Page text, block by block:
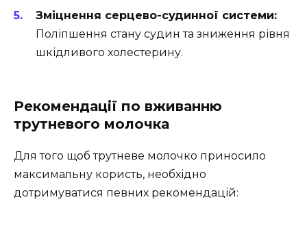
Зміцнення серцево-судинної системи:
Поліпшення стану судин та зниження рівня
шкідливого холестерину.
Рекомендації по вживанню
трутневого молочка
Для того щоб трутневе молочко приносило
максимальну користь, необхідно
дотримуватися певних рекомендацій: